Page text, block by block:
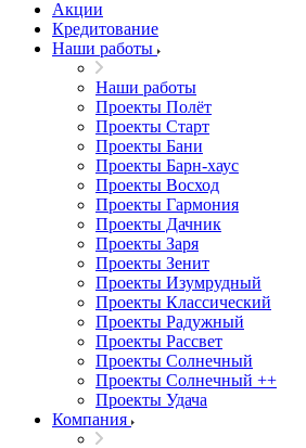
Акции
Кредитование
Наши работы
Наши работы
Проекты Полёт
Проекты Старт
Проекты Бани
Проекты Барн-хаус
Проекты Восход
Проекты Гармония
Проекты Дачник
Проекты Заря
Проекты Зенит
Проекты Изумрудный
Проекты Классический
Проекты Радужный
Проекты Рассвет
Проекты Солнечный
Проекты Солнечный ++
Проекты Удача
Компания